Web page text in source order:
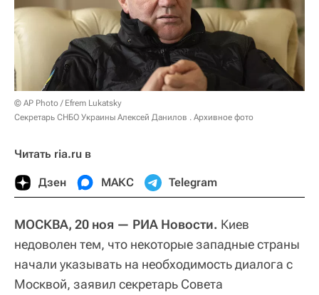
© AP Photo / Efrem Lukatsky
Секретарь СНБО Украины Алексей Данилов . Архивное фото
Читать ria.ru в
Дзен МАКС Telegram
МОСКВА, 20 ноя — РИА Новости. Киев
недоволен тем, что некоторые западные страны
начали указывать на необходимость диалога с
Москвой, заявил секретарь Совета